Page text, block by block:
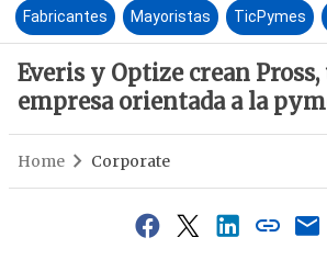
Fabricantes Mayoristas TicPymes
Everis y Optize crean Pross,
empresa orientada a la
Home Corporate